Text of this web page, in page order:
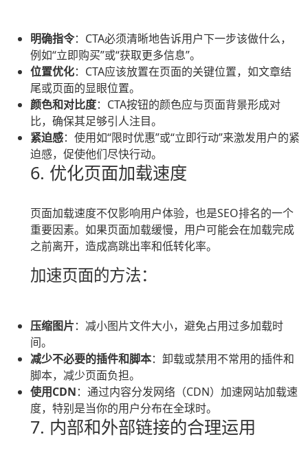
明确指令：CTA必须清晰地告诉用户下一步该做什么，
例如“立即购买”或“获取更多信息”。
位置优化：CTA应该放置在页面的关键位置，如文章结
尾或页面的显眼位置。
颜色和对比度：CTA按钮的颜色应与页面背景形成对
比，确保其足够引人注目。
紧迫感：使用如“限时优惠”或“立即行动”来激发用户的紧
迫感，促使他们尽快行动。
6. 优化页面加载速度
页面加载速度不仅影响用户体验，也是SEO排名的一个
重要因素。如果页面加载缓慢，用户可能会在加载完成
之前离开，造成高跳出率和低转化率。
加速页面的方法：
压缩图片：减小图片文件大小，避免占用过多加载时
间。
减少不必要的插件和脚本：卸载或禁用不常用的插件和
脚本，减少页面负担。
使用CDN：通过内容分发网络（CDN）加速网站加载速
度，特别是当你的用户分布在全球时。
7. 内部和外部链接的合理运用